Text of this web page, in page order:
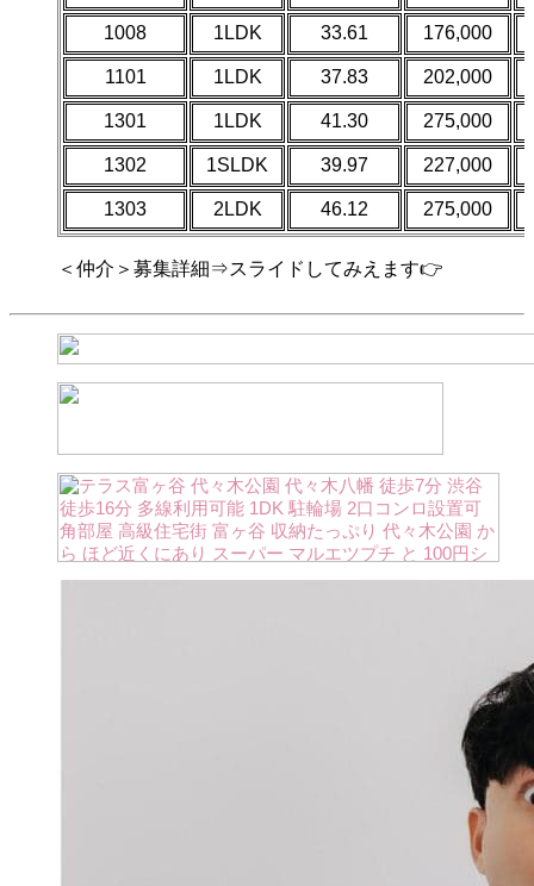
1008 1LDK 33.61 176,000
1101 1LDK 37.83 202,000
1301 1LDK 41.30 275,000
1302 1SLDK 39.97 227,000
1303 2LDK 46.12 275,000
＜仲介＞募集詳細⇒スライドしてみえます👉